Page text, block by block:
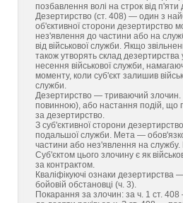
позбавлення волі на строк від п'яти
Дезертирство (ст. 408) — один з
об'єктивної сторони дезертирство
нез'явлення до частини або на
від військової служби. Якщо
також утворять склад
несення військової служби,
моменту, коли суб'єкт залишив
служби.
Дезертирство — триваючий злочин.
повинною), або настання подій, що
за дезертирство.
З суб'єктивної сторони
подальшої служби. Мета —
частини або нез'явлення на службу.
Суб'єктом цього злочину є як
за контрактом.
Кваліфікуючі ознаки
бойовій обстановці (ч. 3).
Покарання за злочин: за ч. 1 ст.